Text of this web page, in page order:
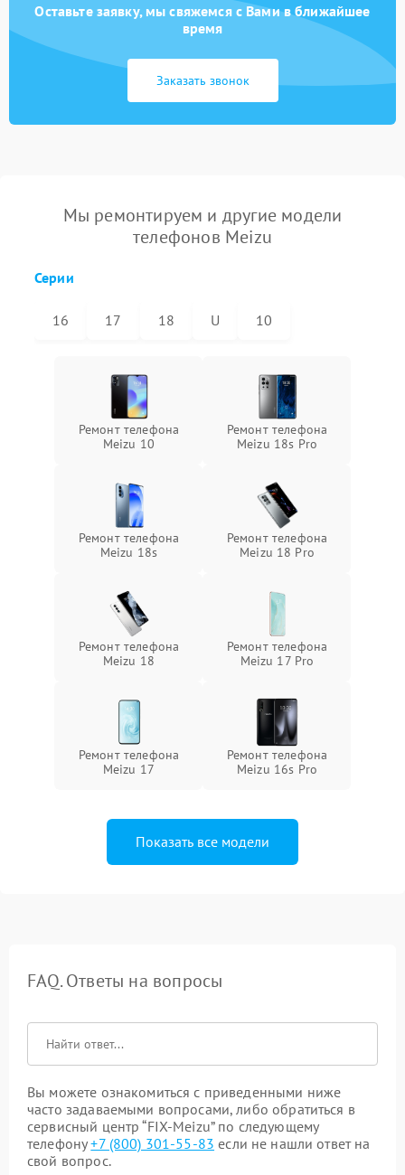
Оставьте заявку, мы свяжемся с Вами в ближайшее
время
Заказать звонок
Мы ремонтируем и другие модели
телефонов Meizu
Серии
16 17 18 U 10
Ремонт телефона
Meizu 10
Ремонт телефона
Meizu 18s Pro
Ремонт телефона
Meizu 18s
Ремонт телефона
Meizu 18 Pro
Ремонт телефона
Meizu 18
Ремонт телефона
Meizu 17 Pro
Ремонт телефона
Meizu 17
Ремонт телефона
Meizu 16s Pro
Показать все модели
FAQ. Ответы на вопросы
Вы можете ознакомиться с приведенными ниже
часто задаваемыми вопросами, либо обратиться в
сервисный центр “FIX-Meizu” по следующему
телефону+7 (800) 301-55-83 если не нашли ответ на
свой вопрос.